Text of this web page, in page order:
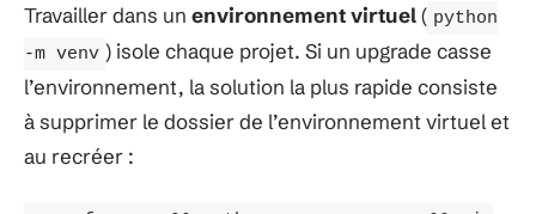
Travailler dans un environnement virtuel( python
-m venv ) isole chaque projet. Si un upgrade casse
l’environnement, la solution la plus rapide consiste
à supprimer le dossier de l’environnement virtuel et
au recréer :